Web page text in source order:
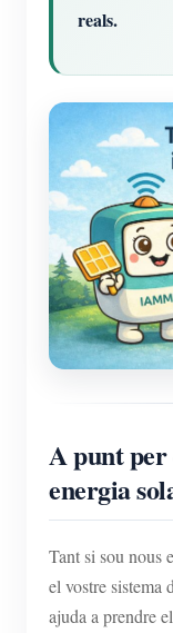
reals.
A punt per
energia
Tant si sou nous
el vostre
ajuda a prendre